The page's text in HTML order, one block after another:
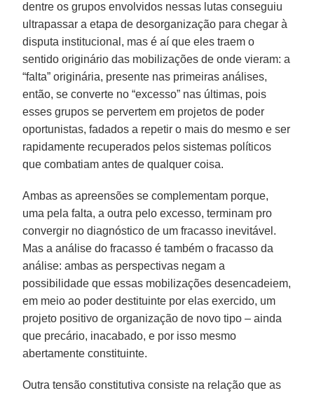
dentre os grupos envolvidos nessas lutas conseguiu
ultrapassar a etapa de desorganização para chegar à
disputa institucional, mas é aí que eles traem o
sentido originário das mobilizações de onde vieram: a
“falta” originária, presente nas primeiras análises,
então, se converte no “excesso” nas últimas, pois
esses grupos se pervertem em projetos de poder
oportunistas, fadados a repetir o mais do mesmo e ser
rapidamente recuperados pelos sistemas políticos
que combatiam antes de qualquer coisa.
Ambas as apreensões se complementam porque,
uma pela falta, a outra pelo excesso, terminam pro
convergir no diagnóstico de um fracasso inevitável.
Mas a análise do fracasso é também o fracasso da
análise: ambas as perspectivas negam a
possibilidade que essas mobilizações desencadeiem,
em meio ao poder destituinte por elas exercido, um
projeto positivo de organização de novo tipo – ainda
que precário, inacabado, e por isso mesmo
abertamente constituinte.
Outra tensão constitutiva consiste na relação que as